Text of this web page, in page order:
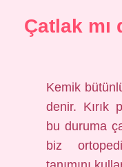
Çatlak mı
Kemik
denir. Kırık
bu duruma
biz